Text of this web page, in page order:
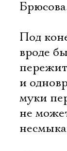
Под
вроде
и
муки
не